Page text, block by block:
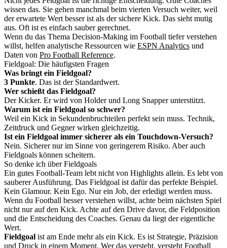
wissen das. Sie gehen manchmal beim vierten Versuch weiter, weil
der erwartete Wert besser ist als der sichere Kick. Das sieht mutig
aus. Oft ist es einfach sauber gerechnet.
Wenn du das Thema Decision-Making im Football tiefer verstehen
willst, helfen analytische Ressourcen wie ESPN Analytics und
Daten von Pro Football Reference.
Fieldgoal: Die häufigsten Fragen
Was bringt ein Fieldgoal?
3 Punkte. Das ist der Standardwert.
Wer schießt das Fieldgoal?
Der Kicker. Er wird von Holder und Long Snapper unterstützt.
Warum ist ein Fieldgoal so schwer?
Weil ein Kick in Sekundenbruchteilen perfekt sein muss. Technik,
Zeitdruck und Gegner wirken gleichzeitig.
Ist ein Fieldgoal immer sicherer als ein Touchdown-Versuch?
Nein. Sicherer nur im Sinne von geringerem Risiko. Aber auch
Fieldgoals können scheitern.
So denke ich über Fieldgoals
Ein gutes Football-Team lebt nicht von Highlights allein. Es lebt von
sauberer Ausführung. Das Fieldgoal ist dafür das perfekte Beispiel.
Kein Glamour. Kein Ego. Nur ein Job, der erledigt werden muss.
Wenn du Football besser verstehen willst, achte beim nächsten Spiel
nicht nur auf den Kick. Achte auf den Drive davor, die Feldposition
und die Entscheidung des Coaches. Genau da liegt der eigentliche
Wert.
Fieldgoal ist am Ende mehr als ein Kick. Es ist Strategie, Präzision
und Druck in einem Moment. Wer das versteht, versteht Football